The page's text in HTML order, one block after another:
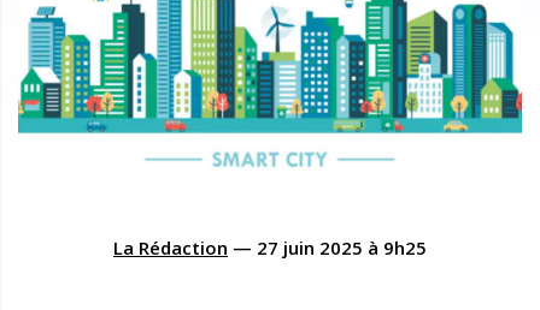
La Rédaction — 27 juin 2025 à 9h25